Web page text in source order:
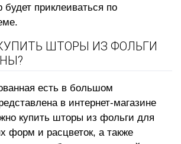
будет приклеиваться по
ШТОРЫ ИЗ ФОЛЬГИ
есть в большом
в интернет-магазине
купить шторы из фольги для
форм и расцветок, а также